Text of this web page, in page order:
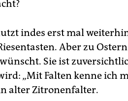
indes erst mal
Aber zu
Sie ist
„Mit Falten kenne ich
alter Zitronenfalter.